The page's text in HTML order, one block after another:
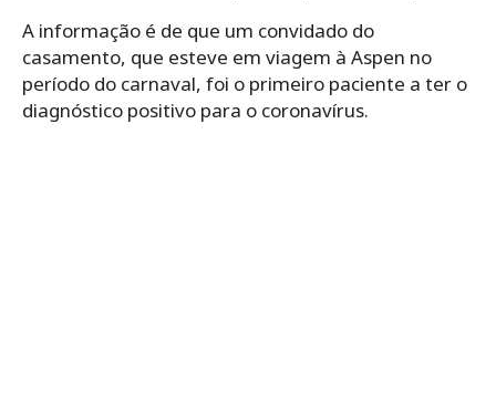
A informação é de que um convidado do
casamento, que esteve em viagem à Aspen no
período do carnaval, foi o primeiro paciente a ter o
diagnóstico positivo para o coronavírus.